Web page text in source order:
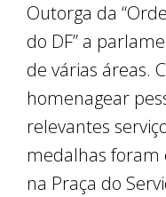
Outorga da
do DF” a
de várias áreas.
homenagear
relevantes
medalhas foram
na Praça do